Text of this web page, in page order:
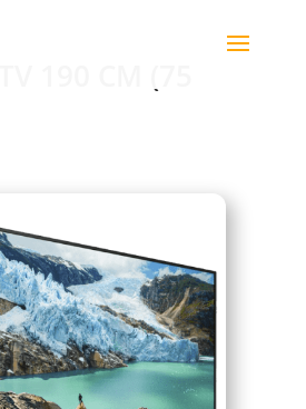
190 CM (75